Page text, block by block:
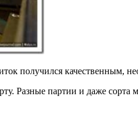
получился качественным,
Разные партии и даже